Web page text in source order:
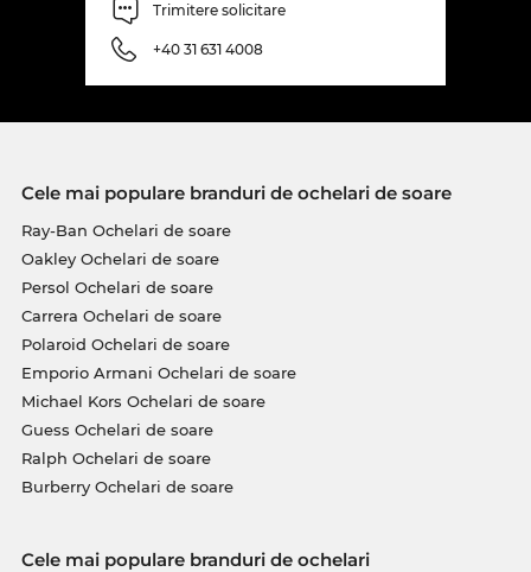
Trimitere solicitare
+40 31 631 4008
Cele mai populare branduri de ochelari de soare
Ray-Ban Ochelari de soare
Oakley Ochelari de soare
Persol Ochelari de soare
Carrera Ochelari de soare
Polaroid Ochelari de soare
Emporio Armani Ochelari de soare
Michael Kors Ochelari de soare
Guess Ochelari de soare
Ralph Ochelari de soare
Burberry Ochelari de soare
Cele mai populare branduri de ochelari